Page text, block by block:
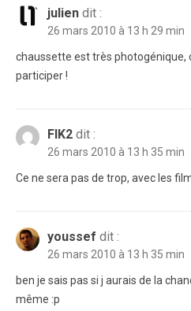
julien dit :
26 mars 2010 à 13 h 29 min
chaussette est très photogénique,
participer !
FIK2 dit :
26 mars 2010 à 13 h 35 min
Ce ne sera pas de trop, avec les
youssef dit :
26 mars 2010 à 13 h 35 min
ben je sais pas si j aurais de la
même :p